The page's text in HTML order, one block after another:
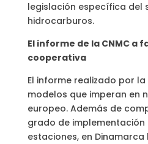
legislación específica del
hidrocarburos.
El informe de la CNMC a
cooperativa
El informe realizado por la
modelos que imperan en
europeo. Además de
grado de implementación
estaciones, en Dinamarca